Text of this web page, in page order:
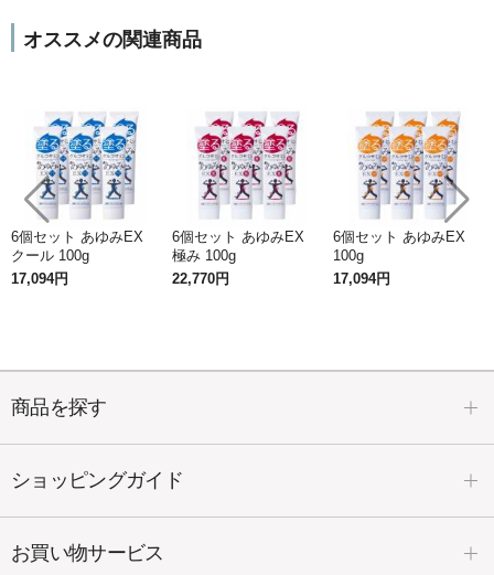
コラーゲンペプチドを使用
コラーゲンペプチドとは、コラーゲンタンパク質の粒
子を細かく分解し低分子したもの
で、粒子がとても細
かく、通常のコラーゲンよりも体内吸収が早く、吸収
率も高まるといわれています。一般的なコラーゲンは
分子量が平均10万～30万と大きく、そのままだと分子
量の大きさからほとんど体内に吸収されません。
※角質層まで
塗るグルコサミン「あゆみEX」は、内側
オススメの関連商品
6個セット あゆみEX
クール 100g
17,094円
6個セット あゆみEX
極み 100g
22,770円
6個セット あゆみEX
100g
17,094円
商品を探す
ショッピングガイド
お買い物サービス